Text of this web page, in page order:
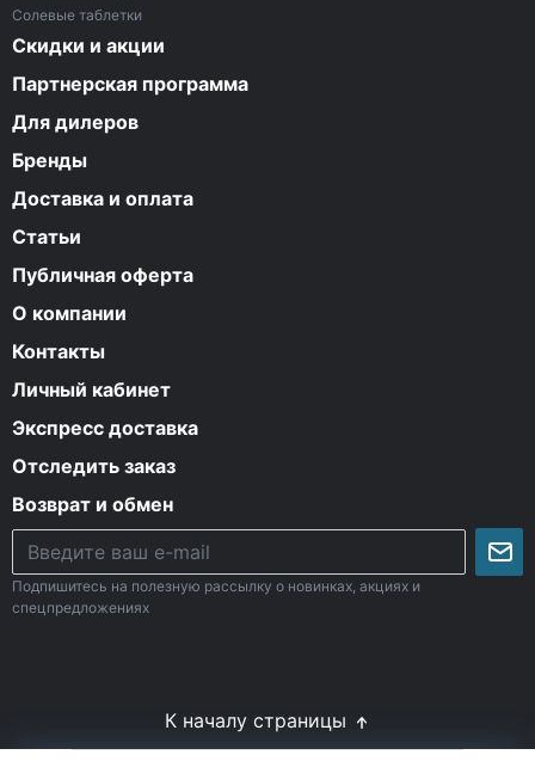
Солевые таблетки
Скидки и акции
Партнерская программа
Для дилеров
Бренды
Доставка и оплата
Статьи
Публичная оферта
О компании
Контакты
Личный кабинет
Экспресс доставка
Отследить заказ
Возврат и обмен
Подпишитесь на полезную рассылку о новинках, акциях и
спецпредложениях
К началу страницы